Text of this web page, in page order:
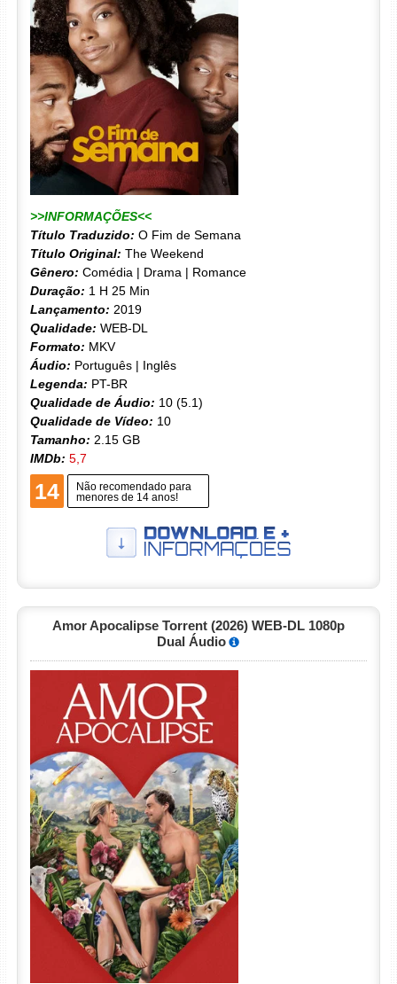
>>INFORMAÇÕES<<
Título Traduzido: O Fim de Semana
Título Original: The Weekend
Gênero: Comédia | Drama | Romance
Duração: 1 H 25 Min
Lançamento: 2019
Qualidade: WEB-DL
Formato: MKV
Áudio: Português | Inglês
Legenda: PT-BR
Qualidade de Áudio: 10 (5.1)
Qualidade de Vídeo: 10
Tamanho: 2.15 GB
IMDb: 5,7
14
Não recomendado para
menores de 14 anos!
Amor Apocalipse Torrent (2026) WEB-DL 1080p
Dual Áudio